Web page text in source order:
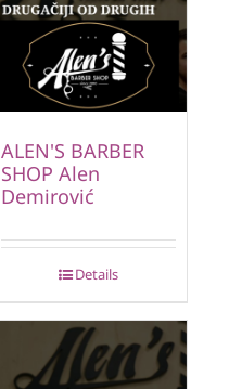
ALEN'S BARBER
SHOP Alen
Demirović
Details